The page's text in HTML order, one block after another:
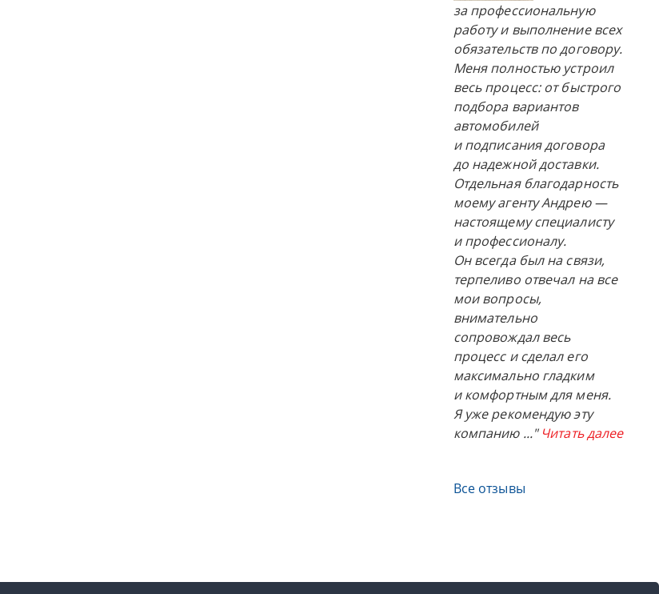
за профессиональную
работу и выполнение всех
обязательств по договору.
Меня полностью устроил
весь процесс: от быстрого
подбора вариантов
автомобилей
и подписания договора
до надежной доставки.
Отдельная благодарность
моему агенту Андрею —
настоящему специалисту
и профессионалу.
Он всегда был на связи,
терпеливо отвечал на все
мои вопросы,
внимательно
сопровождал весь
процесс и сделал его
максимально гладким
и комфортным для меня.
Я уже рекомендую эту
компанию ..." Читать далее
Все отзывы